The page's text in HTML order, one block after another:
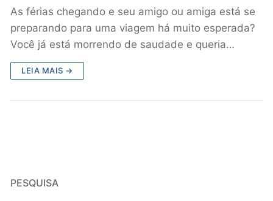
As férias chegando e seu amigo ou amiga está se
preparando para uma viagem há muito esperada?
Você já está morrendo de saudade e queria…
LEIA MAIS →
PESQUISA